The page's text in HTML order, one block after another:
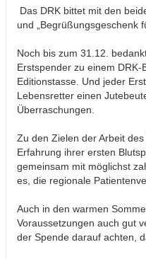
Das DRK bittet mit den
und „Begrüßungsgeschenk
Noch bis zum 31.12.
Erstspender zu einem
Editionstasse. Und jeder
Lebensretter einen
Überraschungen.
Zu den Zielen der Arbeit
Erfahrung ihrer ersten
gemeinsam mit möglichst
es, die regionale
Auch in den warmen
Voraussetzungen auch gut
der Spende darauf achten,